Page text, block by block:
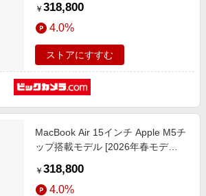
CPUと10コアGPU] ミッドナイト
MDVK4J/A
￥ 318,800
4.0%
ストアにすすむ
MacBook Air 15インチ Apple M5チ
ップ搭載モデル [2026年春モデ
CPUと10コアGPU] スターライト
MDVE4J/A
￥ 318,800
4.0%